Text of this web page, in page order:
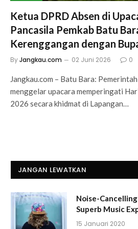
Ketua DPRD Absen di
Pancasila Pemkab Batu
Kerenggangan dengan
ByJangkau.com 02 Juni 2026 0
Jangkau.com – Batu Bara:
menggelar upacara memperingati
2026 secara khidmat di Lapangan…
JANGAN LEWATKAN
Noise-
Superb Music
15 Januari 2020